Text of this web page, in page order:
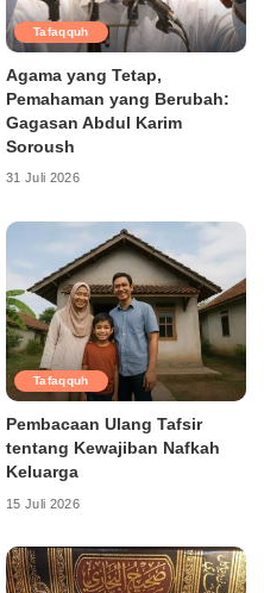
Tafaqquh
Agama yang Tetap,
Pemahaman yang Berubah:
Gagasan Abdul Karim
Soroush
31 Juli 2026
Tafaqquh
Pembacaan Ulang Tafsir
tentang Kewajiban Nafkah
Keluarga
15 Juli 2026